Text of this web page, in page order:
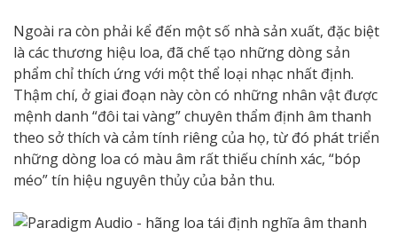
Ngoài ra còn phải kể đến một số nhà sản xuất, đặc biệt
là các thương hiệu loa, đã chế tạo những dòng sản
phẩm chỉ thích ứng với một thể loại nhạc nhất định.
Thậm chí, ở giai đoạn này còn có những nhân vật được
mệnh danh “đôi tai vàng” chuyên thẩm định âm thanh
theo sở thích và cảm tính riêng của họ, từ đó phát triển
những dòng loa có màu âm rất thiếu chính xác, “bóp
méo” tín hiệu nguyên thủy của bản thu.